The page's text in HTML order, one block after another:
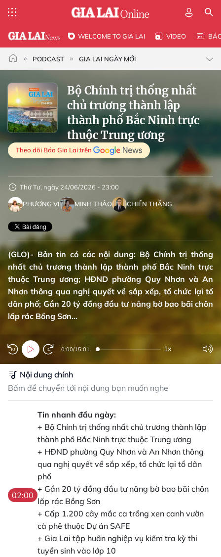
WELCOME TO GIA LAI VIDEO
PODCAST GIA LAI NGÀY MỚI
Bộ Chính trị thống nhất
chủ trương thành lập
thành phố Bắc Ninh trực
thuộc Trung ương
Theo dõi Báo Gia Lai trên
Thứ Tư, ngày 24/06/2026 - 23:00
PHƯƠNG VI MINH THẢO CHIẾN THẮNG
(GLO)- Bản tin có các nội dung: Bộ Chính trị thống
nhất chủ trương thành lập thành phố Bắc Ninh trực
thuộc Trung ương; HĐND phường Quy Nhơn và An
Nhơn thông qua nghị quyết về sắp xếp, tổ chức lại tổ
dân phố; Gần 20 tỷ đồng đầu tư nâng bờ bao bãi chôn
lấp rác Bồng Sơn...
0:00/15:01 1x
Nội dung chính
Bấm để chuyển tới nội dung bạn muốn nghe
02:00
Tin nhanh đầu ngày:
+ Bộ Chính trị thống nhất chủ trương thành lập
thành phố Bắc Ninh trực thuộc Trung ương
+ HĐND phường Quy Nhơn và An Nhơn thông
qua nghị quyết về sắp xếp, tổ chức lại tổ dân
phố
+ Gần 20 tỷ đồng đầu tư nâng bờ bao bãi chôn
lấp rác Bồng Sơn
+ Cấp 1.200 cây mắc ca trồng xen canh vườn
cà phê thuộc Dự án SAFE
+ Gia Lai tập huấn nghiệp vụ kiểm tra kỳ thi
tuyển sinh vào lớp 10